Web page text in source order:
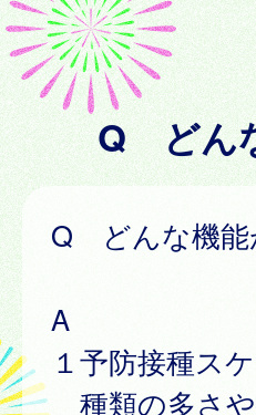
Q どん
Q どんな機能
A
１予防接種ス
種類の多さ